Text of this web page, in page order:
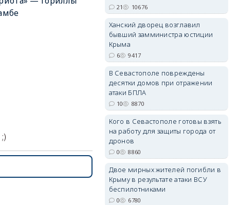
erid: 2SDnjdvhGXG
21 10676
Ханский дворец возглавил
бывший замминистра юстиции
Крыма
6 9417
В Севастополе повреждены
десятки домов при отражении
атаки БПЛА
10 8870
Кого в Севастополе готовы взять
на работу для защиты города от
дронов
0 8860
Двое мирных жителей погибли в
Крыму в результате атаки ВСУ
беспилотниками
0 6780